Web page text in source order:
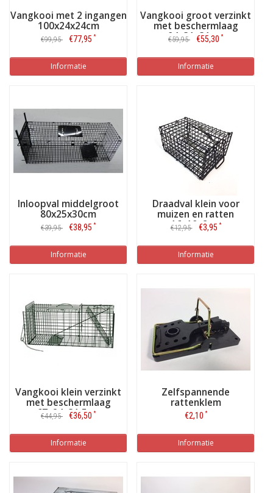
Vangkooi met 2 ingangen
100x24x24cm
€99,95 €77,95 *
Informatie
Vangkooi groot verzinkt
met beschermlaag
94x31x31cm
€59,95 €55,30 *
Informatie
Inloopval middelgroot
80x25x30cm
€39,95 €38,95 *
Informatie
Draadval klein voor
muizen en ratten
16x10x8cm
€12,95 €3,95 *
Informatie
Vangkooi klein verzinkt
met beschermlaag
67x24x31,5cm
€44,95 €36,50 *
Informatie
Zelfspannende
rattenklem
€2,10 *
Informatie